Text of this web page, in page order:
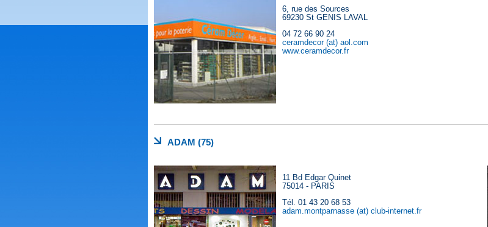
6, rue des Sources
69230 St GENIS LAVAL
04 72 66 90 24
ceramdecor (at) aol.com
www.ceramdecor.fr
ADAM (75)
11 Bd Edgar Quinet
75014 - PARIS
Tél. 01 43 20 68 53
adam.montparnasse (at) club-internet.fr